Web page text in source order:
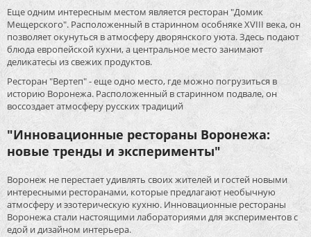
Еще одним интересным местом является ресторан "Домик
Мещерского". Расположенный в старинном особняке XVIII века, он
позволяет окунуться в атмосферу дворянского уюта. Здесь подают
блюда европейской кухни, а центральное место занимают
деликатесы из свежих продуктов.
Ресторан "Вертеп" - еще одно место, где можно погрузиться в
историю Воронежа. Расположенный в старинном подвале, он
воссоздает атмосферу русских традиций
"Инновационные рестораны Воронежа:
новые тренды и эксперименты"
Воронеж не перестает удивлять своих жителей и гостей новыми
интересными ресторанами, которые предлагают необычную
атмосферу и эзотерическую кухню. Инновационные рестораны
Воронежа стали настоящими лабораториями для экспериментов с
едой и дизайном интерьера.